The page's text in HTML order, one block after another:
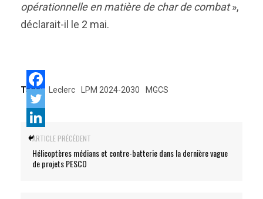
opérationnelle en matière de char de combat»,
déclarait-il le 2 mai.
Tags: Leclerc LPM 2024-2030 MGCS
ARTICLE PRÉCÉDENT
Hélicoptères médians et contre-batterie dans la dernière vague
de projets PESCO